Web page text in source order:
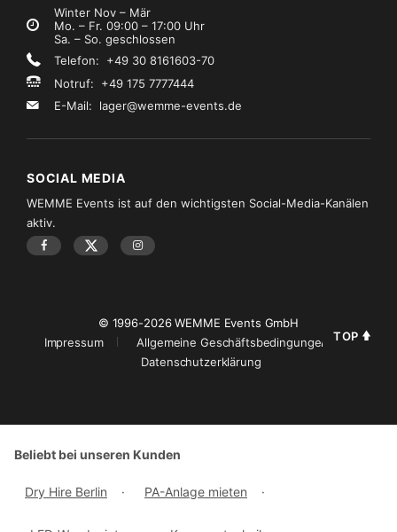
Winter Nov – Mär
Mo. – Fr. 09:00 – 17:00 Uhr
Sa. – So. geschlossen
Telefon: +49 30 8161603-70
Notruf: +49 175 7777444
E-Mail: lager@wemme-events.de
SOCIAL MEDIA
WEMME Events ist auf den wichtigsten Social-Media-Kanälen
aktiv.
© 1996-2026 WEMME Events GmbH
Impressum
Allgemeine Geschäftsbedingungen
Datenschutzerklärung
TOP
Beliebt bei unseren Kunden
Dry Hire Berlin · PA-Anlage mieten ·